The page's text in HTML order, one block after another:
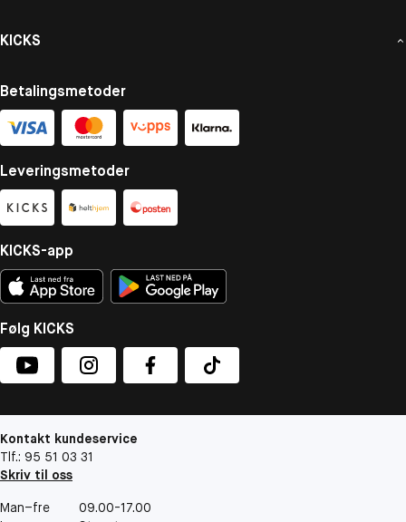
KICKS
Betalingsmetoder
Leveringsmetoder
KICKS-app
Følg KICKS
Kontakt kundeservice
Tlf.: 95 51 03 31
Skriv til oss
Man–fre
09.00-17.00